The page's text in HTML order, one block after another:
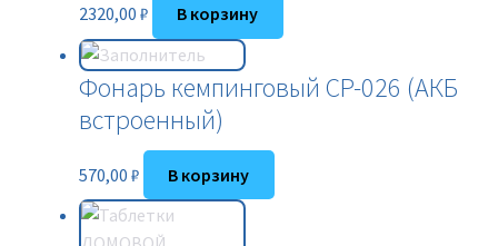
2320,00 ₽ В корзину
Фонарь кемпинговый CP-026 (АКБ
встроенный)
570,00 ₽ В корзину